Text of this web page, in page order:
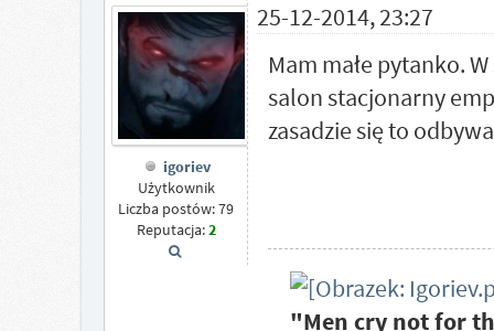
igoriev
Użytkownik
Liczba postów: 79
Reputacja:2
25-12-2014, 23:27
Mam małe pytanko.
salon stacjonarny
zasadzie się to
"Men cry not for